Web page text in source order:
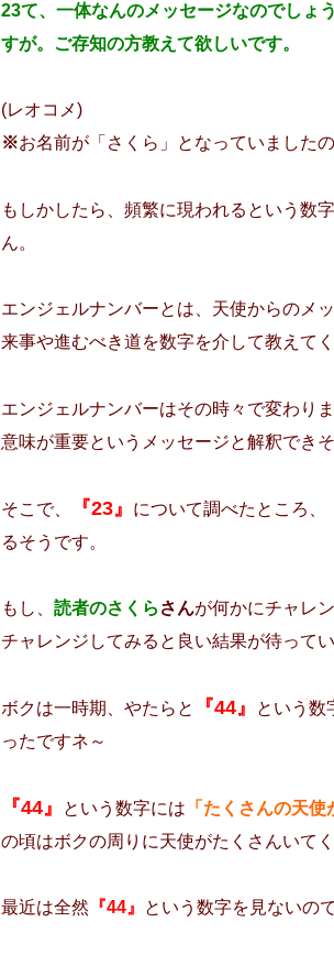
23て、一体なんのメッセージなのでしょう
すが。ご存知の方教えて欲しいです。
(レオコメ)
※お名前が「さくら」となっていましたの
もしかしたら、頻繁に現われるという数字
ん。
エンジェルナンバーとは、天使からのメ
来事や進むべき道を数字を介して教えて
エンジェルナンバーはその時々で変わり
意味が重要というメッセージと解釈できそ
そこで、 『23』 について調べたところ、
るそうです。
もし、 読者のさくら さんが何かにチャレ
チャレンジしてみると良い結果が待って
ボクは一時期、やたらと 『44』
という数
ったですネ～
『44』 という数字には 「たくさんの天
の頃はボクの周りに天使がたくさんいて
最近は全然 『44』 という数字を見ないの